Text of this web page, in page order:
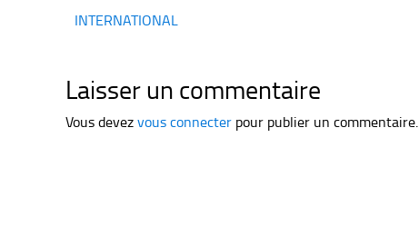
Categories
INTERNATIONAL
Laisser un commentaire
Vous devezvous connecter pour publier un commentaire.